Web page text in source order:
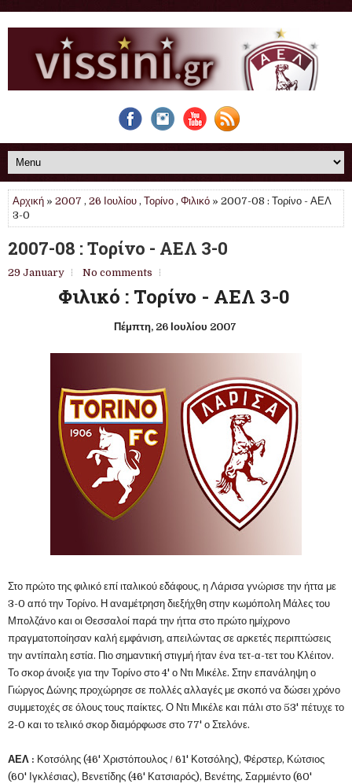
Αρχική » 2007 , 26 Ιουλίου , Τορίνο , Φιλικό » 2007-08 : Τορίνο - ΑΕΛ
3-0
2007-08 : Τορίνο - ΑΕΛ 3-0
29 January No comments
Φιλικό : Τορίνο - ΑΕΛ 3-0
Πέμπτη, 26 Ιουλίου 2007
Στο πρώτο της φιλικό επί ιταλικού εδάφους, η Λάρισα γνώρισε την ήττα με
3-0 από την Τορίνο. Η αναμέτρηση διεξήχθη στην κωμόπολη Μάλες του
Μπολζάνο και οι Θεσσαλοί παρά την ήττα στο πρώτο ημίχρονο
πραγματοποίησαν καλή εμφάνιση, απειλώντας σε αρκετές περιπτώσεις
την αντίπαλη εστία. Πιο σημαντική στιγμή ήταν ένα τετ-α-τετ του Κλέιτον.
Το σκορ άνοιξε για την Τορίνο στο 4' ο Ντι Μικέλε. Στην επανάληψη ο
Γιώργος Δώνης προχώρησε σε πολλές αλλαγές με σκοπό να δώσει χρόνο
συμμετοχές σε όλους τους παίκτες. Ο Ντι Μικέλε και πάλι στο 53' πέτυχε το
2-0 και το τελικό σκορ διαμόρφωσε στο 77' ο Στελόνε.
ΑΕΛ : Κοτσόλης (46' Χριστόπουλος / 61' Κοτσόλης), Φέρστερ, Κώτσιος
(60' Ιγκλέσιας), Βενετίδης (46' Κατσιαρός), Βενέτης, Σαρμιέντο (60'